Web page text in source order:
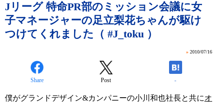
Jリーグ 特命PR部のミッション会議に女
子マネージャーの足立梨花ちゃんが駆け
つけてくれました（ #J_toku ）
» 2010/07/16
Share Post -
僕がグランドデザイン&カンパニーの小川和也社長と共にオ